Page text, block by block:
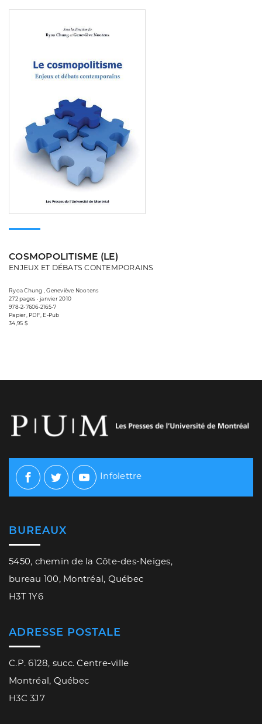
COSMOPOLITISME (LE)
ENJEUX ET DÉBATS CONTEMPORAINS
Ryoa Chung , Geneviève Nootens
272 pages • janvier 2010
978-2-7606-2165-7
Papier, PDF, E-Pub
34,95 $
Facebook
TwitterYoutube
Infolettre
BUREAUX
5450, chemin de la Côte-des-Neiges,
bureau 100, Montréal, Québec
H3T 1Y6
ADRESSE POSTALE
C.P. 6128, succ. Centre-ville
Montréal, Québec
H3C 3J7